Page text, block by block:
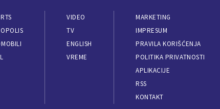
VIDEO
TV
ENGLISH
VREME
MARKETING
IMPRESUM
PRAVILA KORIŠĆENJA
POLITIKA PRIVATNOSTI
APLIKACIJE
RSS
KONTAKT